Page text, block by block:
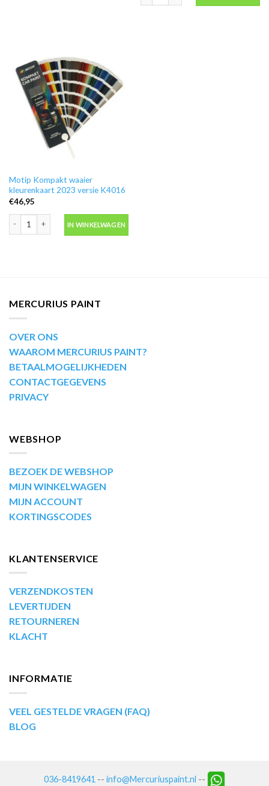
Motip Kompakt waaier
kleurenkaart 2023 versie K4016
€46,95
IN WINKELWAGEN
MERCURIUS PAINT
OVER ONS
WAAROM MERCURIUS PAINT?
BETAALMOGELIJKHEDEN
CONTACTGEGEVENS
PRIVACY
WEBSHOP
BEZOEK DE WEBSHOP
MIJN WINKELWAGEN
MIJN ACCOUNT
KORTINGSCODES
KLANTENSERVICE
VERZENDKOSTEN
LEVERTIJDEN
RETOURNEREN
KLACHT
INFORMATIE
VEEL GESTELDE VRAGEN (FAQ)
BLOG
036-8419641 -- info@Mercuriuspaint.nl --